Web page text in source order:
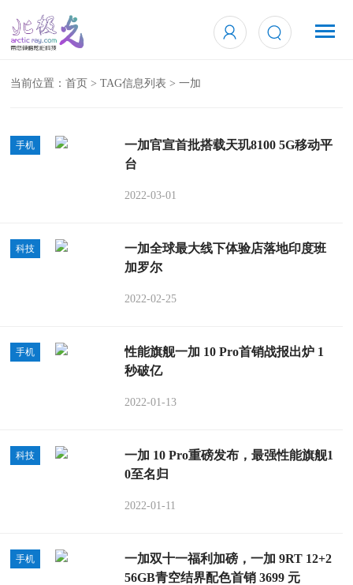
当前位置：首页 > TAG信息列表 > 一加
手机
一加官宣首批搭载天玑8100 5G移动平
台
2022-03-01
科技
一加全球最大线下体验店落地印度班
加罗尔
2022-02-25
手机
性能旗舰一加 10 Pro首销战报出炉 1
秒破亿
2022-01-13
科技
一加 10 Pro重磅发布，最强性能旗舰1
0至名归
2022-01-11
手机
一加双十一福利加磅，一加 9RT 12+2
56GB青空结界配色首销 3699 元